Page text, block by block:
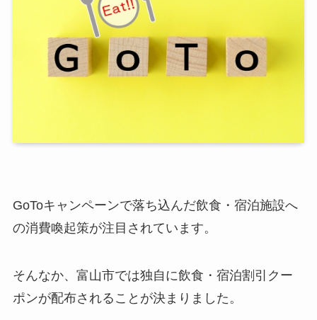
GoToキャンペーンで落ち込んだ飲食・宿泊施設へ
の消費喚起策が注目されています。
そんなか、富山市では独自に飲食・宿泊割引クー
ポンが配布されることが決まりました。